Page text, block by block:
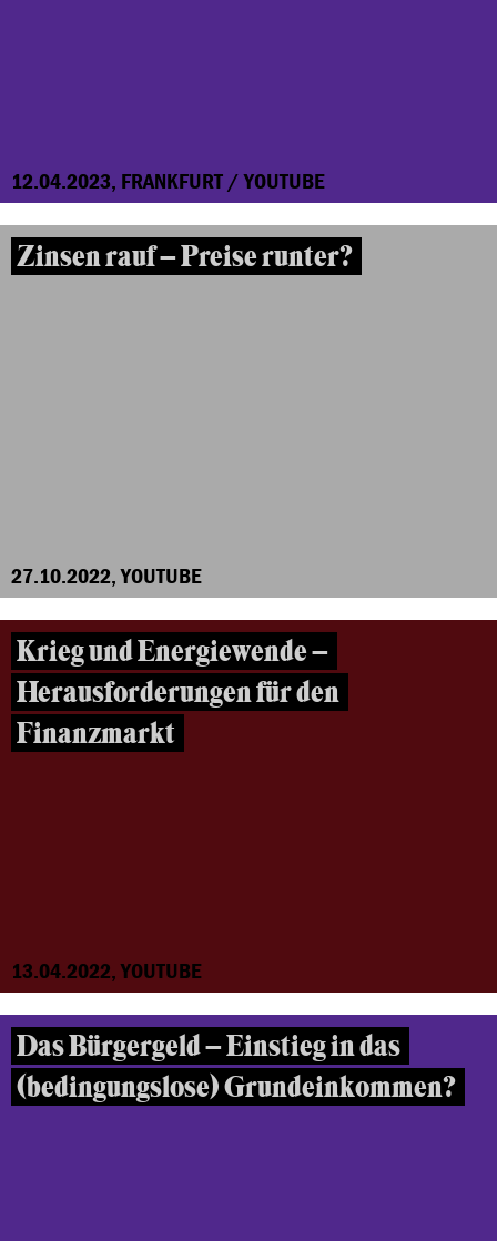
12.04.2023, FRANKFURT / YOUTUBE
Zinsen rauf – Preise runter?
27.10.2022, YOUTUBE
Krieg und Energiewende –
Herausforderungen für den
Finanzmarkt
13.04.2022, YOUTUBE
Das Bürgergeld – Einstieg in das
(bedingungslose) Grundeinkommen?